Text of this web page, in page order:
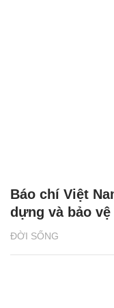
ĐỜI SỐNG
Báo chí Việt
dựng và bảo